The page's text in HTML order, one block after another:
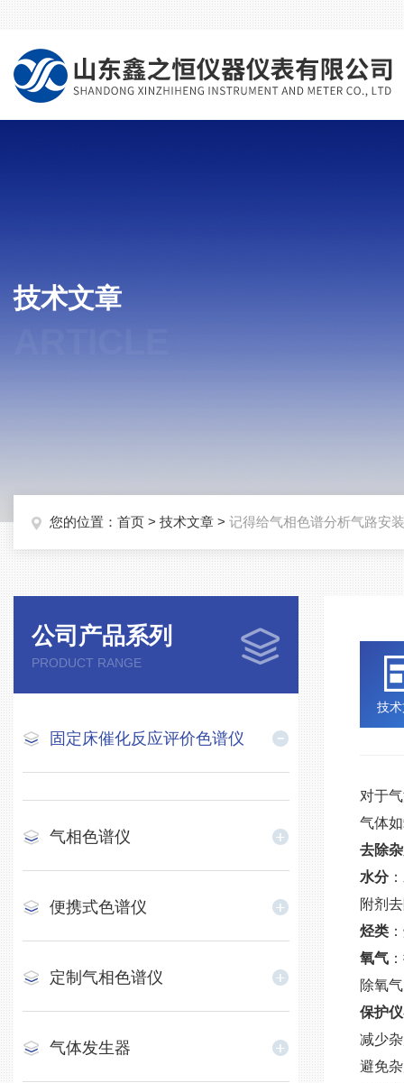
技术文章
您的位置： 首页 > 技术文章 > 记得给气相色谱分析气路安
公司产品系列
PRODUCT RANGE
固定床催化反应评价色谱仪
气相色谱仪
便携式色谱仪
定制气相色谱仪
气体发生器
技
对于
气体
去除
水分
附剂
烃类
氧气
除氧
保护
减少
避免